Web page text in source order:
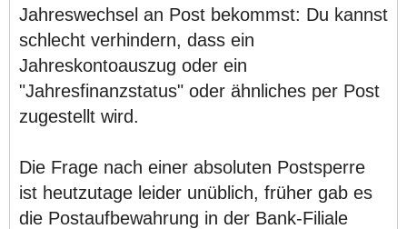
Jahreswechsel an Post bekommst: Du kannst
schlecht verhindern, dass ein
Jahreskontoauszug oder ein
"Jahresfinanzstatus" oder ähnliches per Post
zugestellt wird.
Die Frage nach einer absoluten Postsperre
ist heutzutage leider unüblich, früher gab es
die Postaufbewahrung in der Bank-Filiale